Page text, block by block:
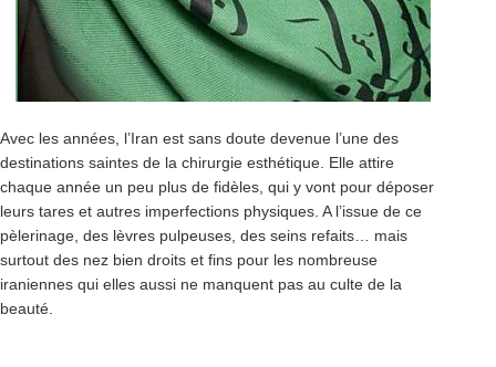
Avec les années, l’Iran est sans doute devenue l’une des
destinations saintes de la chirurgie esthétique. Elle attire
chaque année un peu plus de fidèles, qui y vont pour déposer
leurs tares et autres imperfections physiques. A l’issue de ce
pèlerinage, des lèvres pulpeuses, des seins refaits… mais
surtout des nez bien droits et fins pour les nombreuse
iraniennes qui elles aussi ne manquent pas au culte de la
beauté.